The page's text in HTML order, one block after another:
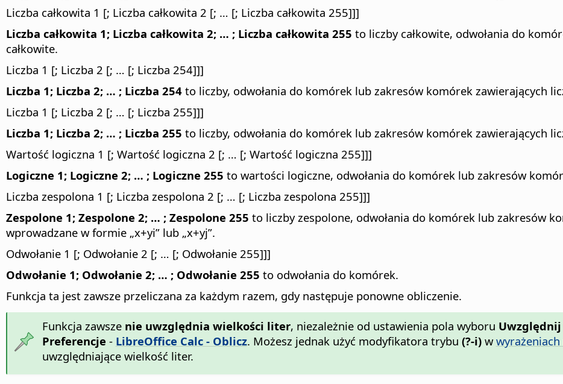
Liczba całkowita 1 [; Liczba całkowita 2 [; … [; Liczba całkowita 255]]]
Liczba całkowita 1; Liczba całkowita 2; … ; Liczba całkowita 255 to liczby całkowite, odwołania do
całkowite.
Liczba 1 [; Liczba 2 [; … [; Liczba 254]]]
Liczba 1; Liczba 2; … ; Liczba 254 to liczby, odwołania do komórek lub zakresów komórek zawierających
Liczba 1 [; Liczba 2 [; … [; Liczba 255]]]
Liczba 1; Liczba 2; … ; Liczba 255 to liczby, odwołania do komórek lub zakresów komórek zawierających
Wartość logiczna 1 [; Wartość logiczna 2 [; … [; Wartość logiczna 255]]]
Logiczne 1; Logiczne 2; … ; Logiczne 255 to wartości logiczne, odwołania do komórek lub zakresów
Liczba zespolona 1 [; Liczba zespolona 2 [; … [; Liczba zespolona 255]]]
Zespolone 1; Zespolone 2; … ; Zespolone 255 to liczby zespolone, odwołania do komórek lub zakresów
wprowadzane w formie „x+yi” lub „x+yj”.
Odwołanie 1 [; Odwołanie 2 [; … [; Odwołanie 255]]]
Odwołanie 1; Odwołanie 2; … ; Odwołanie 255 to odwołania do komórek.
Funkcja ta jest zawsze przeliczana za każdym razem, gdy następuje ponowne obliczenie.
Funkcja zawsze nie uwzględnia wielkości liter, niezależnie od ustawienia pola wyboru
Preferencje - LibreOffice Calc - Oblicz. Możesz jednak użyć modyfikatora trybu (?-i)w
uwzględniające wielkość liter.